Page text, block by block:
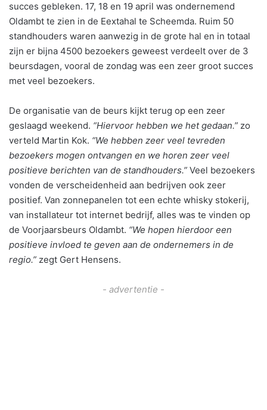
succes gebleken. 17, 18 en 19 april was ondernemend
Oldambt te zien in de Eextahal te Scheemda. Ruim 50
standhouders waren aanwezig in de grote hal en in totaal
zijn er bijna 4500 bezoekers geweest verdeelt over de 3
beursdagen, vooral de zondag was een zeer groot succes
met veel bezoekers.
De organisatie van de beurs kijkt terug op een zeer
geslaagd weekend. “Hiervoor hebben we het gedaan.” zo
verteld Martin Kok. “We hebben zeer veel tevreden
bezoekers mogen ontvangen en we horen zeer veel
positieve berichten van de standhouders.” Veel bezoekers
vonden de verscheidenheid aan bedrijven ook zeer
positief. Van zonnepanelen tot een echte whisky stokerij,
van installateur tot internet bedrijf, alles was te vinden op
de Voorjaarsbeurs Oldambt. “We hopen hierdoor een
positieve invloed te geven aan de ondernemers in de
regio.” zegt Gert Hensens.
- advertentie -